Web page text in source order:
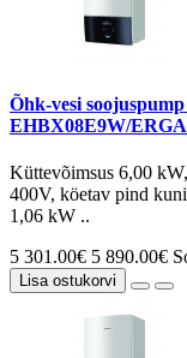
Õhk-vesi
EHBX08E9W/
Küttevõimsus 6,00
400V, köetav pind
1,06 kW ..
5 301.00€ 5 890.00€
Lisa ostukorvi